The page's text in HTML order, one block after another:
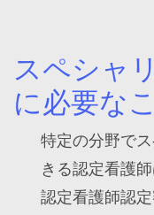
スペシャ
に必要な
特定の分野で
きる認定看護
認定看護師認